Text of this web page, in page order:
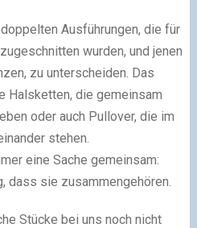
Ausführungen, die für
wurden, und jenen
zu unterscheiden. Das
Halsketten, die gemeinsam
oder auch Pullover, die im
stehen.
eine Sache gemeinsam:
dass sie zusammengehören.
Stücke bei uns noch nicht